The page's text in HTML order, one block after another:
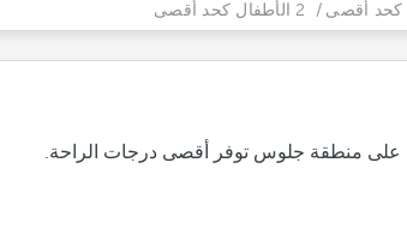
/ 2 الأطفال كحد أقصى
منطقة جلوس توفر أقصى درجات الراحة.